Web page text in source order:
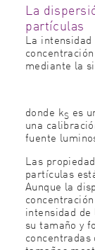
La
partículas
La
mediante la
donde kS es
una
fuente
Las
partículas
Aunque la
intensidad
su tamaño y